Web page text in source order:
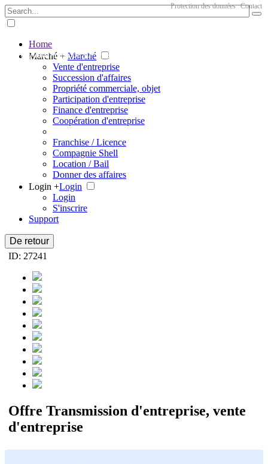
The big marketplace for business
Protection des données Contact
Home
Marché + Marché
Vente d'entreprise
Succession d'affaires
Propriété commerciale, objet
Participation d'entreprise
Finance d'entreprise
Coopération d'entreprise
Franchise / Licence
Compagnie Shell
Location / Bail
Donner des affaires
Login +Login
Login
S'inscrire
Support
De retour
ID: 27241
Offre Transmission d'entreprise, vente
d'entreprise